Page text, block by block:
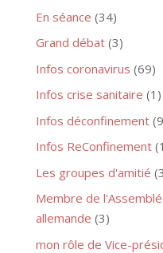
En séance (34)
Grand débat(3)
Infos coronavirus (69)
Infos crise sanitaire (1)
Infos déconfinement
Infos ReConfinement
Les groupes d'amitié
Membre de
allemande (3)
mon rôle de Vice-